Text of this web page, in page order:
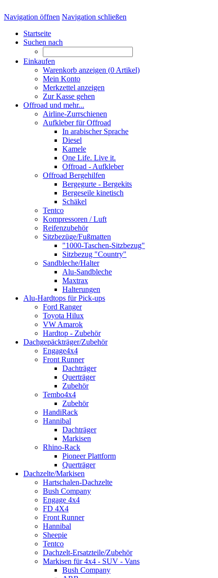
Navigation öffnen Navigation schließen
Startseite
Suchen nach
Einkaufen
Warenkorb anzeigen (0 Artikel)
Mein Konto
Merkzettel anzeigen
Zur Kasse gehen
Offroad und mehr...
Airline-Zurrschienen
Aufkleber für Offroad
In arabischer Sprache
Diesel
Kamele
One Life. Live it.
Offroad - Aufkleber
Offroad Bergehilfen
Bergegurte - Bergekits
Bergeseile kinetisch
Schäkel
Tentco
Kompressoren / Luft
Reifenzubehör
Sitzbezüge/Fußmatten
"1000-Taschen-Sitzbezug"
Sitzbezug "Country"
Sandbleche/Halter
Alu-Sandbleche
Maxtrax
Halterungen
Alu-Hardtops für Pick-ups
Ford Ranger
Toyota Hilux
VW Amarok
Hardtop - Zubehör
Dachgepäckträger/Zubehör
Engage4x4
Front Runner
Dachträger
Querträger
Zubehör
Tembo4x4
Zubehör
HandiRack
Hannibal
Dachträger
Markisen
Rhino-Rack
Pioneer Plattform
Querträger
Dachzelte/Markisen
Hartschalen-Dachzelte
Bush Company
Engage 4x4
FD 4X4
Front Runner
Hannibal
Sheepie
Tentco
Dachzelt-Ersatzteile/Zubehör
Markisen für 4x4 - SUV - Vans
Bush Company